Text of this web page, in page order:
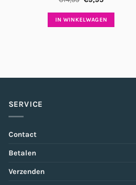
was:
€14,95.
is:
€9,95.
IN WINKELWAGEN
SERVICE
Contact
Betalen
Verzenden